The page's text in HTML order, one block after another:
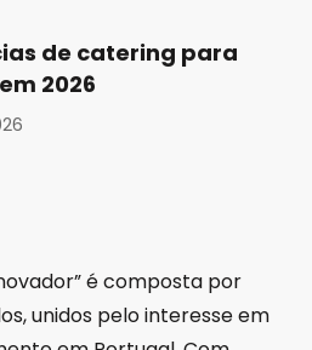
de catering para
2026
é composta por
unidos pelo interesse em